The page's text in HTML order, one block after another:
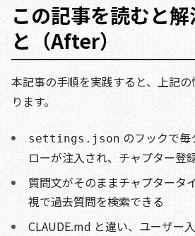
この記事を読むと
と（After）
本記事の手順を実践すると、上記
ります。
settings.json のフックで毎
ローが注入され、チャプター登
質問文がそのままチャプタータ
視で過去質問を検索できる
CLAUDE.md と違い、ユーザー